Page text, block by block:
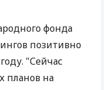
фонда
позитивно
"Сейчас
планов на